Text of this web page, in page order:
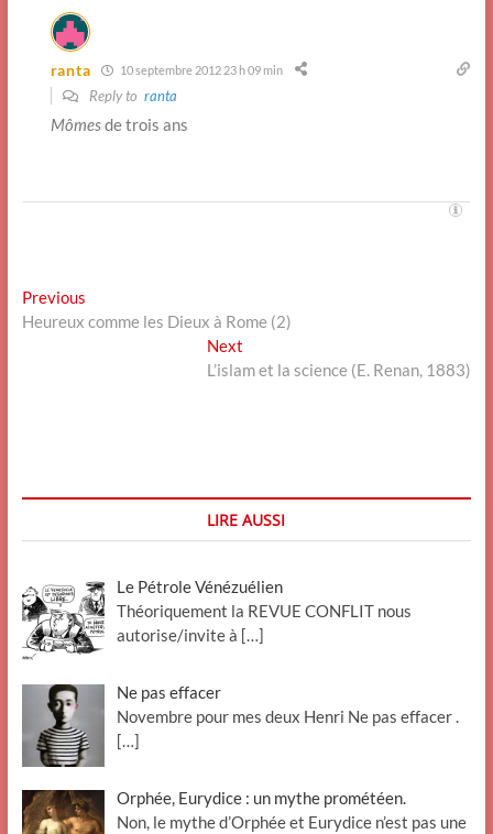
ranta 10 septembre 2012 23 h 09 min
Reply to ranta
Mômesde trois ans
Navigation
de
PreviousPrevious
post:
Heureux comme les Dieux à Rome (2)
Next
post:
L’islam et la science (E. Renan, 1883)
LIRE AUSSI
Le Pétrole Vénézuélien
Théoriquement la REVUE CONFLIT nous
autorise/invite à […]
Ne pas effacer
Novembre pour mes deux Henri Ne pas effacer .
[…]
Orphée, Eurydice : un mythe prométéen.
Non, le mythe d’Orphée et Eurydice n’est pas une